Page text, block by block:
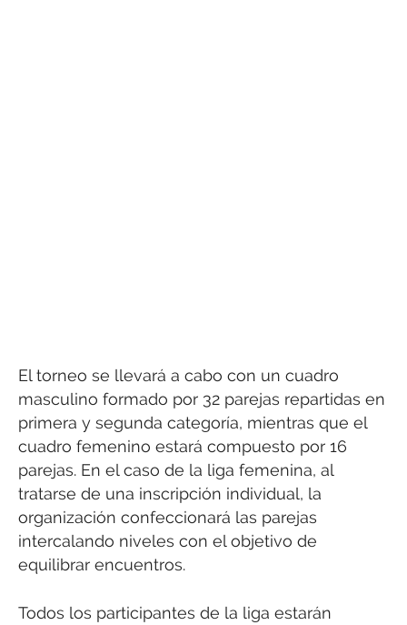
El torneo se llevará a cabo con un cuadro
masculino formado por 32 parejas repartidas en
primera y segunda categoría, mientras que el
cuadro femenino estará compuesto por 16
parejas. En el caso de la liga femenina, al
tratarse de una inscripción individual, la
organización confeccionará las parejas
intercalando niveles con el objetivo de
equilibrar encuentros.
Todos los participantes de la liga estarán